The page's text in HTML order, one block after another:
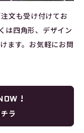
文も受け付けてお
は四角形、デザイン
ます。お気軽にお問
!
ラ